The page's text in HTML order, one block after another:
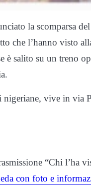
la scomparsa
che l’hanno visto
salito su un treno
vive in via
“Chi l’ha
con foto e